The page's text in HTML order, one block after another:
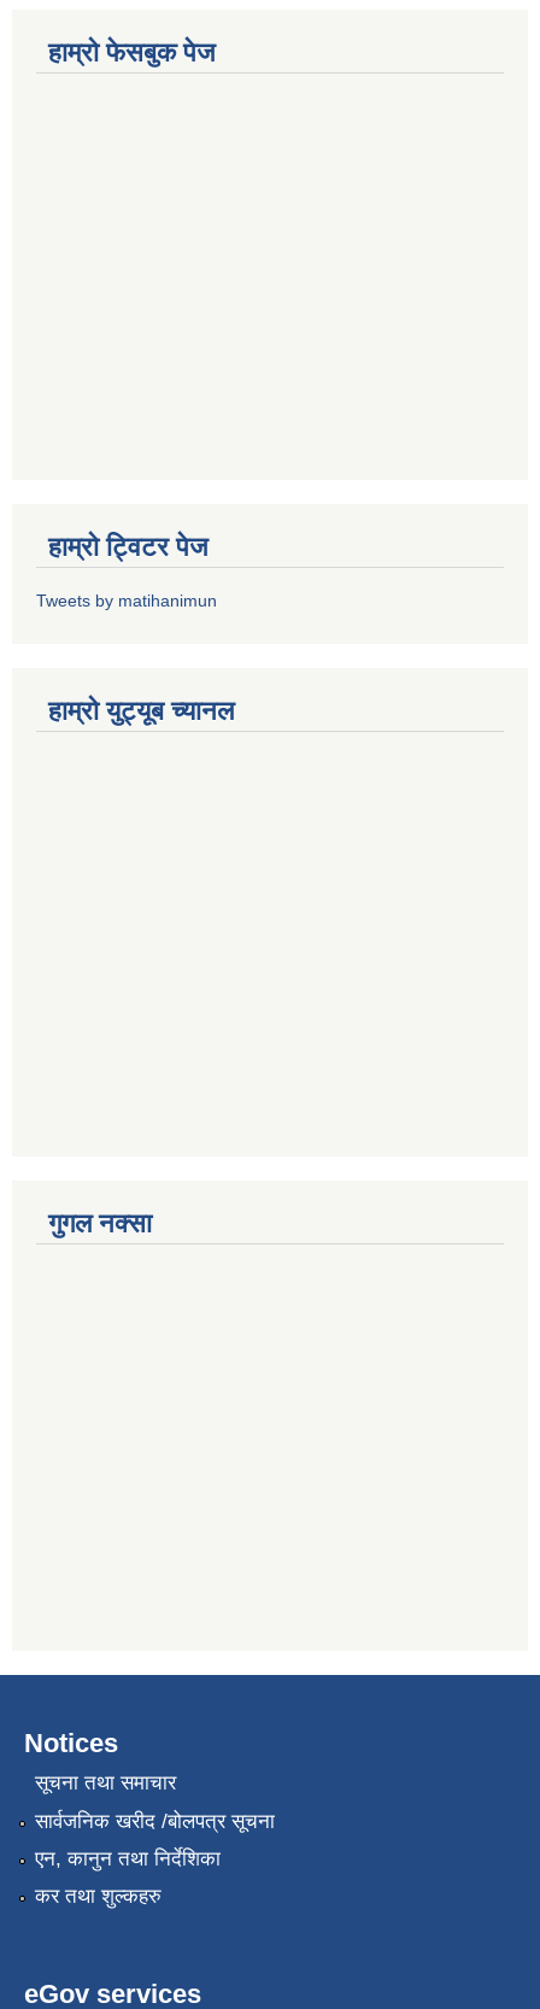
हाम्राे फेसबुक पेज
हाम्राे ट्विटर पेज
Tweets by matihanimun
हाम्रो युट्यूब च्यानल
गुगल नक्सा
Notices
सूचना तथा समाचार
सार्वजनिक खरीद /बोलपत्र सूचना
एन, कानुन तथा निर्देशिका
कर तथा शुल्कहरु
eGov services